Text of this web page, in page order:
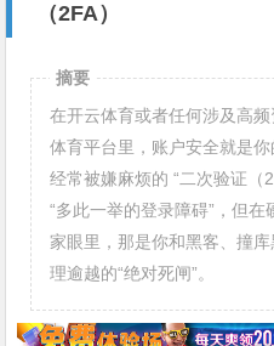
（2FA）
摘要
在开云体育或者任何涉及高
体育平台里，账户安全就是
经常被嫌麻烦的 “二次验证（
“多此一举的登录障碍”，但
家眼里，那是你和黑客、撞
理逾越的“绝对死闸”。